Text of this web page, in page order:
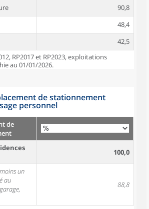
90,8
48,4
42,5
RP2017 et RP2023, exploitations
au 01/01/2026.
de stationnement
personnel
de
100,0
un
au
88,8